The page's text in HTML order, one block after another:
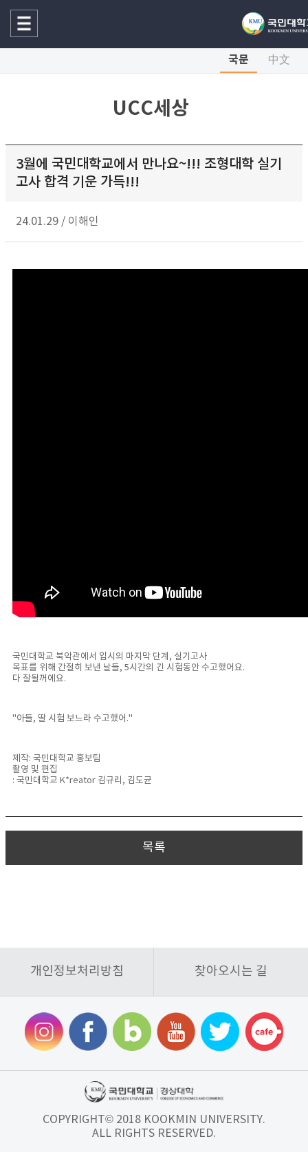
국문 中文
UCC세상
3월에 국민대학교에서 만나요~!!! 조형대학 실기
고사 합격 기운 가득!!!
24.01.29 / 이해인
국민대학교 북악관에서 입시의 마지막 단계, 실기고사
목표를 위해 간절히 보낸 날들, 5시간의 긴 시험동안 수고했어요.
다 잘될꺼에요.
"아들, 딸 시험 보느라 수고했어."
제작: 국민대학교 홍보팀
촬영 및 편집
: 국민대학교 K*reator 김규리, 김도균
목록
개인정보처리방침 찾아오시는 길
COPYRIGHT© 2018 KOOKMIN UNIVERSITY.
ALL RIGHTS RESERVED.